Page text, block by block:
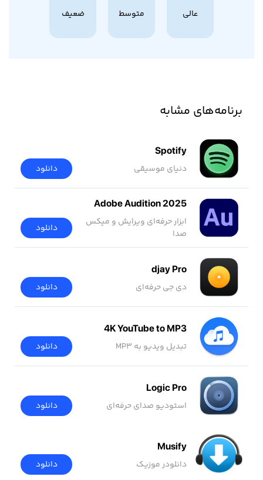
عالی متوسط ضعیف
برنامه‌های مشابه
Spotify
دنیای موسیقی دانلود
Adobe Audition 2025
ابزار حرفه‌ای ویرایش و میکس
صدا
دانلود
djay Pro
دی جی حرفه‌ای دانلود
4K YouTube to MP3
تبدیل ویدیو به MP3 دانلود
Logic Pro
استودیو صدای حرفه‌ای دانلود
Musify
دانلودر موزیک دانلود